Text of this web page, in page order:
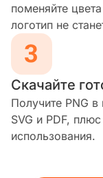
поменяйте
логотип не
Скачайте
Получите PNG
SVG и PDF,
использования.